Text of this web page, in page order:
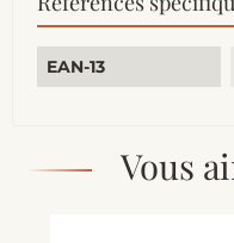
EAN-13
Vous